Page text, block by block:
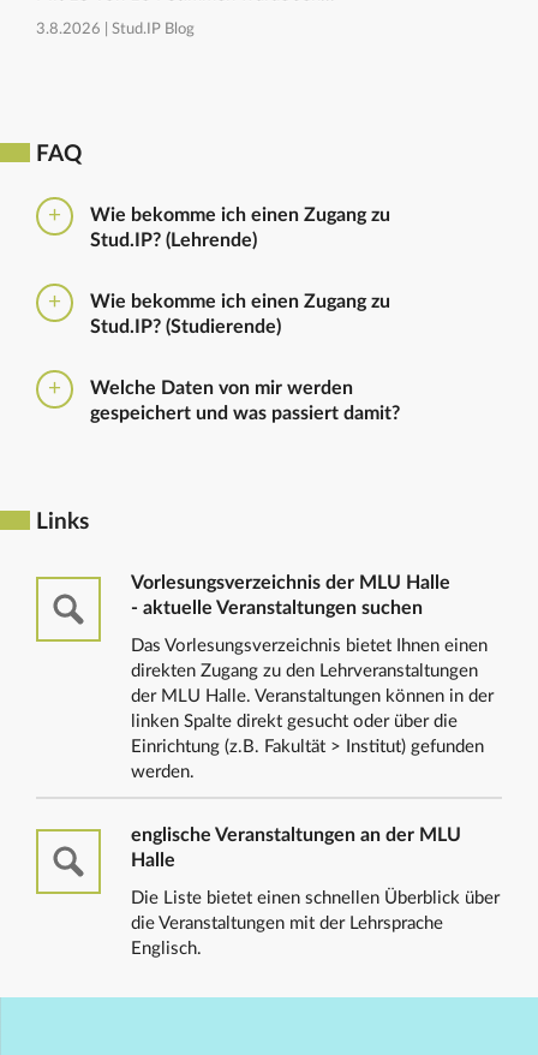
3.8.2026 | Stud.IP Blog
FAQ
Wie bekomme ich einen Zugang zu
Stud.IP? (Lehrende)
folgendenFormularHaben Sie bereits eine
universitäre E-Mail-Adresse, reicht ein formloser
nicht die Einrichtung zu nennen in die Sie
eingetragen werden sollen.
Wie bekomme ich einen Zugang zu
Stud.IP? (Studierende)
Nutzerkennzeichen und dem Passwort, das ihr mit
euren Immatrikulationsunterlagen erhalten habt. Das
Welche Daten von mir werden
gespeichert und was passiert damit?
Links
Vorlesungsverzeichnis der MLU Halle
- aktuelle Veranstaltungen suchen
Das Vorlesungsverzeichnis bietet Ihnen einen
direkten Zugang zu den Lehrveranstaltungen
der MLU Halle. Veranstaltungen können in der
linken Spalte direkt gesucht oder über die
Einrichtung (z.B. Fakultät > Institut) gefunden
werden.
englische Veranstaltungen an der MLU
Halle
Die Liste bietet einen schnellen Überblick über
die Veranstaltungen mit der Lehrsprache
Englisch.